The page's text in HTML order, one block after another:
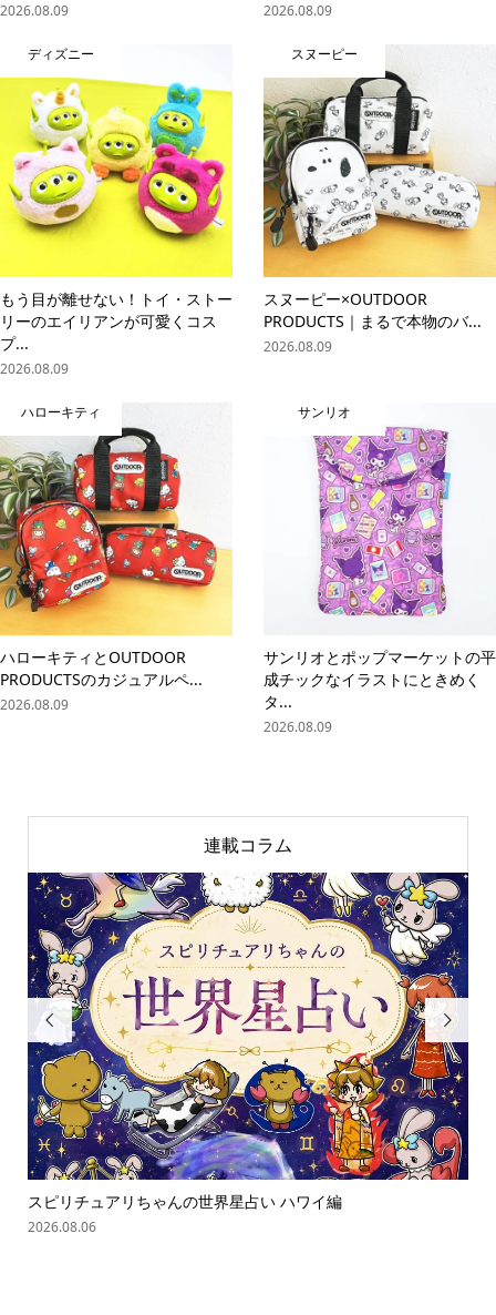
2026.08.09 2026.08.09
ディズニー
もう目が離せない！トイ・ストー
リーのエイリアンが可愛くコス
プ...
2026.08.09
スヌーピー
スヌーピー×OUTDOOR
PRODUCTS｜まるで本物のバ...
2026.08.09
ハローキティ
ハローキティとOUTDOOR
PRODUCTSのカジュアルペ...
2026.08.09
サンリオ
サンリオとポップマーケットの平
成チックなイラストにときめく
タ...
2026.08.09
連載コラム

スピリチュアリちゃんの世界星占い ハワイ編
2026.08.06
